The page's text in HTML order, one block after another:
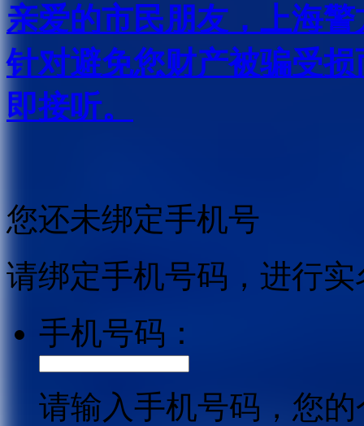
亲爱的市民朋友，上海
针对避免您财产被骗受
即接听。
您还未绑定手机号
请绑定手机号码，进行
手机号码：
请输入手机号码，您